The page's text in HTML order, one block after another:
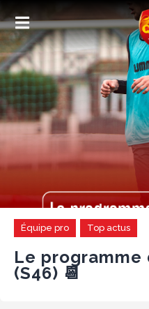
Académie
Féminines
Organisme
RSE
Contact
Équipe pro Top actus
Le programme
(S46) 📆